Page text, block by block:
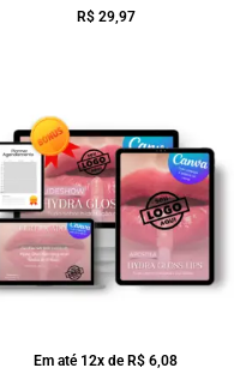
R$29,97
Em até 12x de R$ 6,08